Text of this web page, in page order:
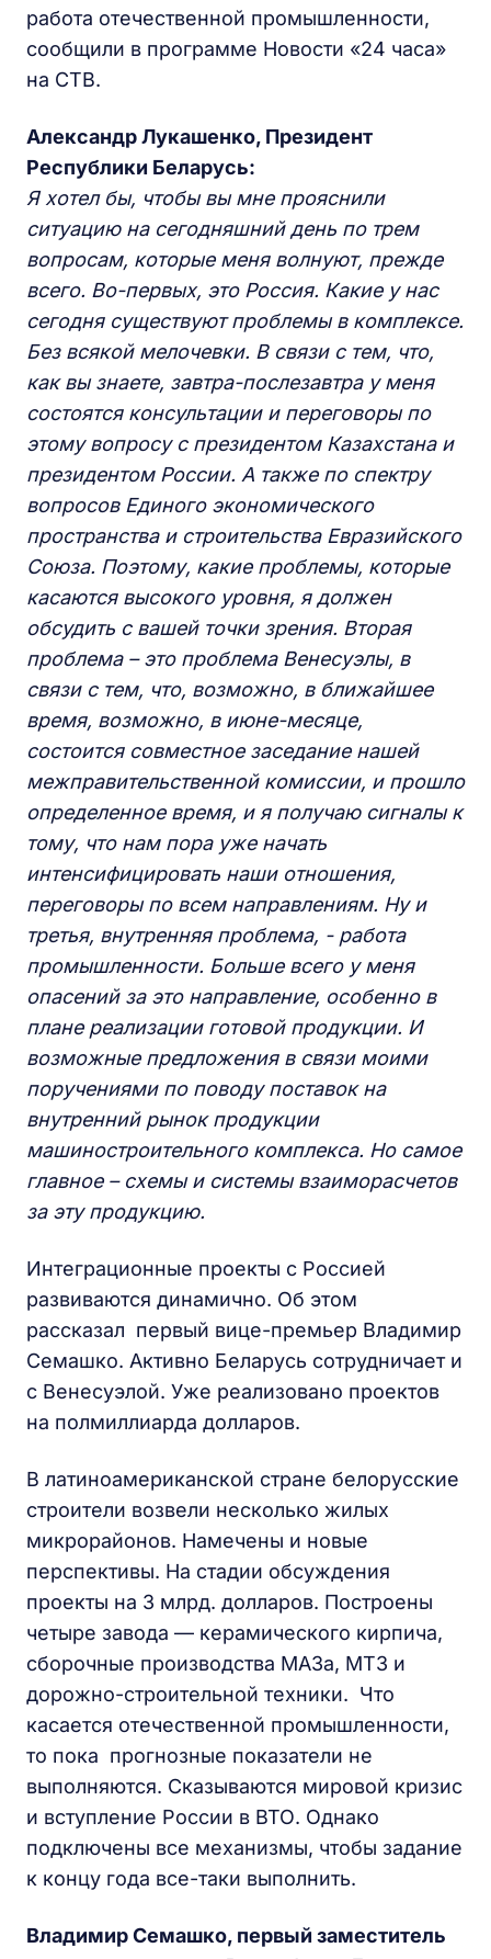
работа отечественной промышленности,
сообщили в программе Новости «24 часа»
на СТВ.
Александр Лукашенко, Президент
Республики Беларусь:
Я хотел бы, чтобы вы мне прояснили
ситуацию на сегодняшний день по трем
вопросам, которые меня волнуют, прежде
всего. Во-первых, это Россия. Какие у нас
сегодня существуют проблемы в комплексе.
Без всякой мелочевки. В связи с тем, что,
как вы знаете, завтра-послезавтра у меня
состоятся консультации и переговоры по
этому вопросу с президентом Казахстана и
президентом России. А также по спектру
вопросов Единого экономического
пространства и строительства Евразийского
Союза. Поэтому, какие проблемы, которые
касаются высокого уровня, я должен
обсудить с вашей точки зрения. Вторая
проблема – это проблема Венесуэлы, в
связи с тем, что, возможно, в ближайшее
время, возможно, в июне-месяце,
состоится совместное заседание нашей
межправительственной комиссии, и прошло
определенное время, и я получаю сигналы к
тому, что нам пора уже начать
интенсифицировать наши отношения,
переговоры по всем направлениям. Ну и
третья, внутренняя проблема, - работа
промышленности. Больше всего у меня
опасений за это направление, особенно в
плане реализации готовой продукции. И
возможные предложения в связи моими
поручениями по поводу поставок на
внутренний рынок продукции
машиностроительного комплекса. Но самое
главное – схемы и системы взаиморасчетов
за эту продукцию.
Интеграционные проекты с Россией
развиваются динамично. Об этом
рассказал первый вице-премьер Владимир
Семашко. Активно Беларусь сотрудничает и
с Венесуэлой. Уже реализовано проектов
на полмиллиарда долларов.
В латиноамериканской стране белорусские
строители возвели несколько жилых
микрорайонов. Намечены и новые
перспективы. На стадии обсуждения
проекты на 3 млрд. долларов. Построены
четыре завода — керамического кирпича,
сборочные производства МАЗа, МТЗ и
дорожно-строительной техники. Что
касается отечественной промышленности,
то пока прогнозные показатели не
выполняются. Сказываются мировой кризис
и вступление России в ВТО. Однако
подключены все механизмы, чтобы задание
к концу года все-таки выполнить.
Владимир Семашко, первый заместитель